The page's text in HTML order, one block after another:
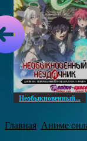
Необыкновенный...
Главная Аниме